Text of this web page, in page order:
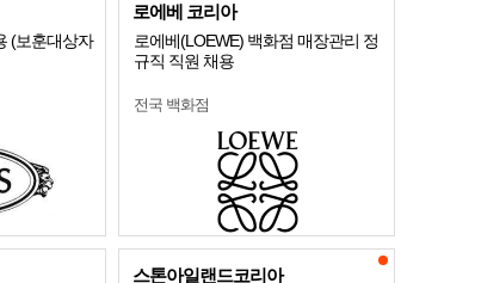
(보훈대상자
로에베 코리아
로에베(LOEWE) 백화점 매장관리 정
규직 직원 채용
전국 백화점
스톤아일랜드코리아